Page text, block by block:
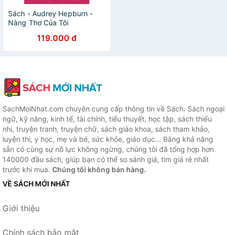
Sách - Audrey Hepburn -
Nàng Thơ Của Tôi
119.000 đ
SachMoiNhat.com chuyên cung cấp thông tin về Sách. Sách ngoại
ngữ, kỹ năng, kinh tế, tài chính, tiểu thuyết, học tập, sách thiếu
nhi, truyện tranh, truyện chữ, sách giáo khoa, sách tham khảo,
luyện thi, y học, mẹ và bé, sức khỏe, giáo dục... Bằng khả năng
sẵn có cùng sự nỗ lực không ngừng, chúng tôi đã tổng hợp hơn
140000 đầu sách, giúp bạn có thể so sánh giá, tìm giá rẻ nhất
trước khi mua. Chúng tôi không bán hàng.
VỀ SÁCH MỚI NHẤT
Giới thiệu
Chính sách bảo mật